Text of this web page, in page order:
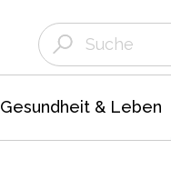
Gesundheit & Leben